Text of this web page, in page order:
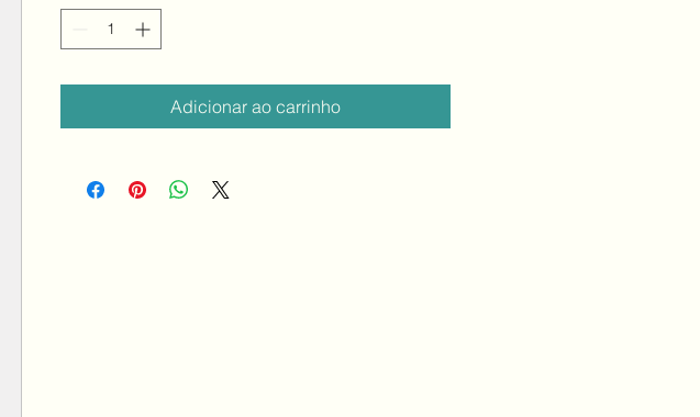
Adicionar ao carrinho